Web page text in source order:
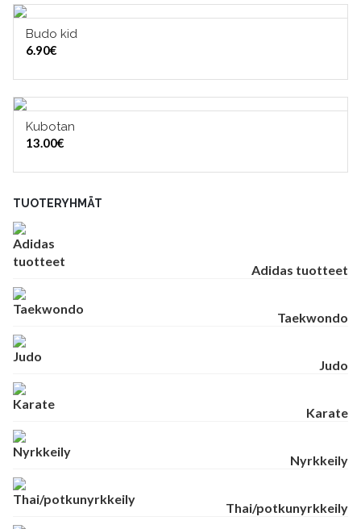
Budo kid
6.90€
Kubotan
13.00€
TUOTERYHMÄT
Adidas tuotteet
Taekwondo
Judo
Karate
Nyrkkeily
Thai/potkunyrkkeily